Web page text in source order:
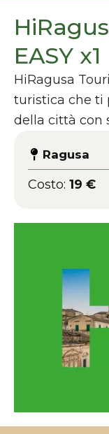
EASY x1
HiRagusa
turistica che ti
della città con
Ragusa
Costo: 19 €